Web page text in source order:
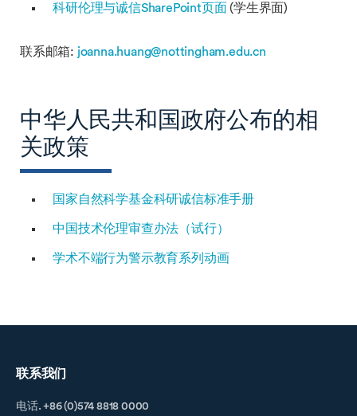
科研伦理与诚信SharePoint页面 (学生界面)
联系邮箱: joanna.huang@nottingham.edu.cn
中华人民共和国政府公布的相
关政策
国家自然科学基金科研诚信标准手册
中国技术伦理审查办法（试行）
学术不端行为警示教育系列动画
联系我们
电话. +86 (0)574 8818 0000